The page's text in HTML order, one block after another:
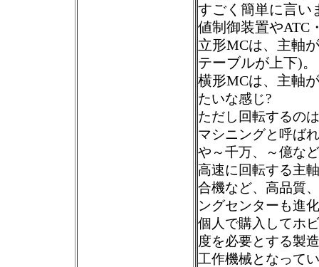
すごく簡単に言い
値制御装置やATC
立形MCは、主軸
テーブルが上下)。
横形MCは、主軸
たいな感じ?
ただし回転するの
マシニングと呼ば
や～千万、～億な
高速に回転する主
合機など、高品質
ングセンターも進
個人で購入してホ
度を必要とする製
工作機械となって